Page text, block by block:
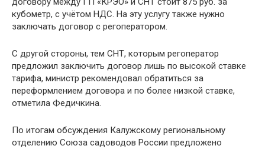
кубометр, с учётом НДС. На эту услугу также нужно
заключать договор с регоператором.
С другой стороны, тем СНТ, которым регоператор
предложил заключить договор лишь по высокой ставке
тарифа, министр рекомендовал обратиться за
переформлением договора и по более низкой ставке,
отметила Федичкина.
По итогам обсуждения Калужскому региональному
отделению Союза садоводов России предложено